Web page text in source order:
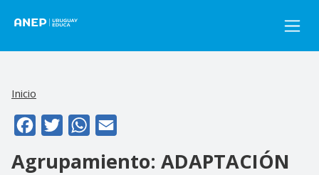
Inicio
FacebookTwitterWhatsApp
Agrupamiento: ADAPTACIÓN